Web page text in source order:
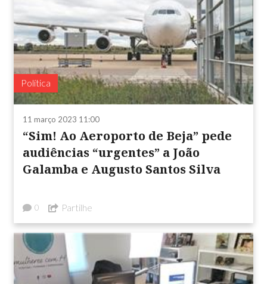
Política
11 março 2023 11:00
“Sim! Ao Aeroporto de Beja” pede
audiências “urgentes” a João
Galamba e Augusto Santos Silva
0 Partilhe